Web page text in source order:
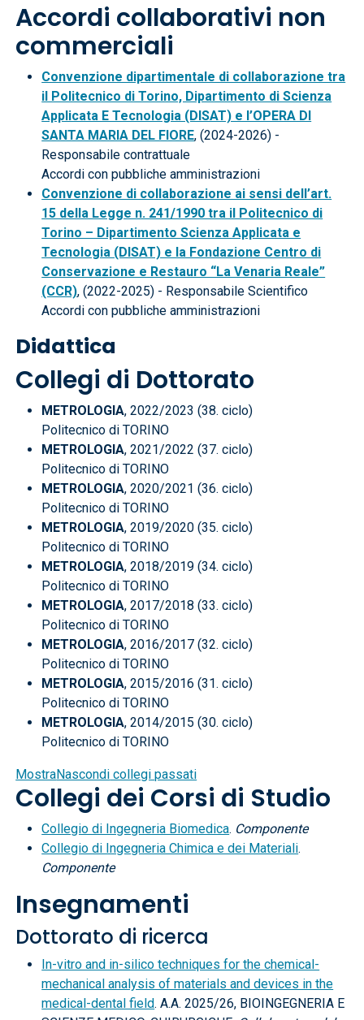
Accordi collaborativi non
commerciali
Convenzione dipartimentale di collaborazione tra
il Politecnico di Torino, Dipartimento di Scienza
Applicata E Tecnologia (DISAT) e l’OPERA DI
SANTA MARIA DEL FIORE, (2024-2026) -
Responsabile contrattuale
Accordi con pubbliche amministrazioni
Convenzione di collaborazione ai sensi dell’art.
15 della Legge n. 241/1990 tra il Politecnico di
Torino – Dipartimento Scienza Applicata e
Tecnologia (DISAT) e la Fondazione Centro di
Conservazione e Restauro “La Venaria Reale”
(CCR), (2022-2025) - Responsabile Scientifico
Accordi con pubbliche amministrazioni
Didattica
Collegi di Dottorato
METROLOGIA, 2022/2023 (38. ciclo)
Politecnico di TORINO
METROLOGIA, 2021/2022 (37. ciclo)
Politecnico di TORINO
METROLOGIA, 2020/2021 (36. ciclo)
Politecnico di TORINO
METROLOGIA, 2019/2020 (35. ciclo)
Politecnico di TORINO
METROLOGIA, 2018/2019 (34. ciclo)
Politecnico di TORINO
METROLOGIA, 2017/2018 (33. ciclo)
Politecnico di TORINO
METROLOGIA, 2016/2017 (32. ciclo)
Politecnico di TORINO
METROLOGIA, 2015/2016 (31. ciclo)
Politecnico di TORINO
METROLOGIA, 2014/2015 (30. ciclo)
Politecnico di TORINO
MostraNascondi collegi passati
Collegi dei Corsi di Studio
Collegio di Ingegneria Biomedica. Componente
Collegio di Ingegneria Chimica e dei Materiali.
Componente
Insegnamenti
Dottorato di ricerca
In-vitro and in-silico techniques for the chemical-
mechanical analysis of materials and devices in the
medical-dental field. A.A. 2025/26, BIOINGEGNERIA E